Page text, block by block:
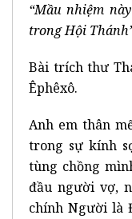
“Mầu nhiệm
trong Hội
Bài trích thư
Êphêxô.
Anh em thân
trong sự kính
tùng chồng
đầu người vợ,
chính Người là